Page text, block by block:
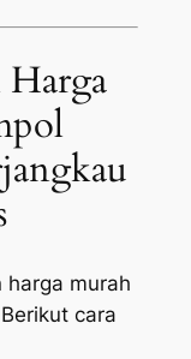
harga murah
cara